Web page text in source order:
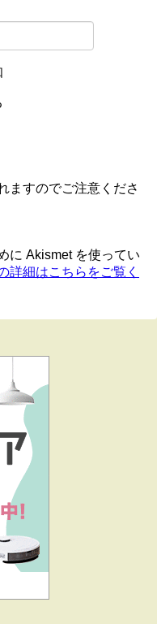
ますのでご注意くださ
に Akismet を使ってい
詳細はこちらをご覧く